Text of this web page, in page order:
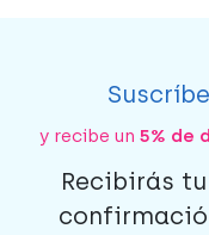
y recibe un 5% de
Recibirás